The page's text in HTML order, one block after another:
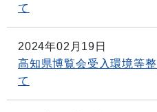
て
2024年02月19日
高知県博覧会受入環境等
て